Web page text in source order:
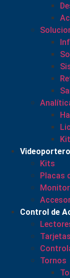
Kits
Placas
Control de
Tarjetas
Tornos